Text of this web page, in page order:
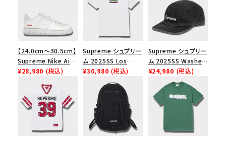
【24.0cm～30.5cm】
Supreme Nike Air
Force 1 Low シュプ
ース１スニーカー シ
ューズ ホワイト
¥28,980 (税込)
Supreme シュプリー
ム 2025SS Los
Angeles Fire Relief
Box Logo Tee ファ
イヤーリリーフボック
スロゴTシャツ ホワ
イト 白
¥30,980 (税込)
Supreme シュプリー
ム 2025SS Washed
Chino Twill Camp
Cap ウォッシュチノツ
イルキャンプキャップ
ブラック 黒
¥24,980 (税込)